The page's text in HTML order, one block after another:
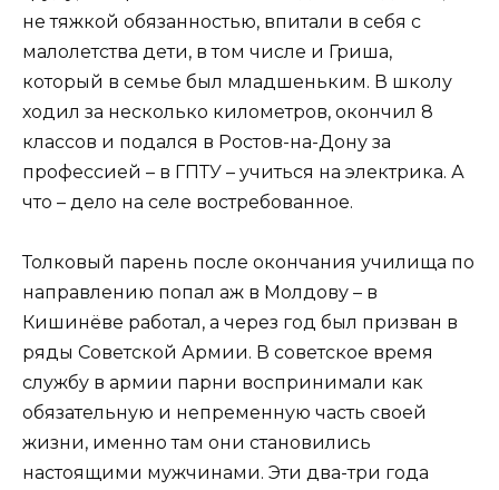
не тяжкой обязанностью, впитали в себя с
малолетства дети, в том числе и Гриша,
который в семье был младшеньким. В школу
ходил за несколько километров, окончил 8
классов и подался в Ростов-на-Дону за
профессией – в ГПТУ – учиться на электрика. А
что – дело на селе востребованное.
Толковый парень после окончания училища по
направлению попал аж в Молдову – в
Кишинёве работал, а через год был призван в
ряды Советской Армии. В советское время
службу в армии парни воспринимали как
обязательную и непременную часть своей
жизни, именно там они становились
настоящими мужчинами. Эти два-три года